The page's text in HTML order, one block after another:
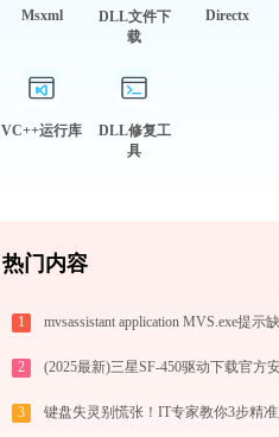
Msxml
DLL文件下
载
Directx
VC++运行库
DLL修复工
具
热门内容
1
2
3